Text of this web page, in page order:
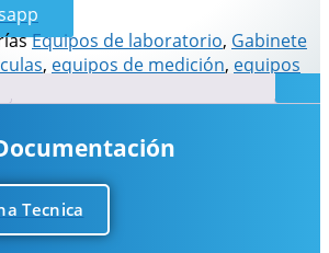
Equipos de laboratorio, Gabinete
, equipos de medición, equipos
Tecnica